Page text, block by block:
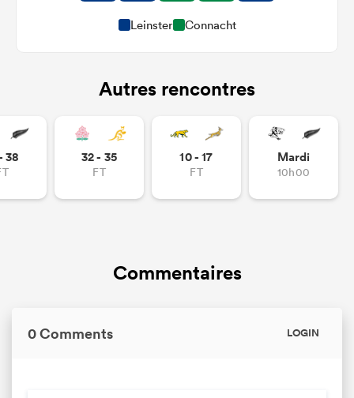
Leinster Connacht
Autres rencontres
38 32 - 35
FT
10 - 17
FT
Mardi
10h00
Commentaires
0 Comments LOGIN